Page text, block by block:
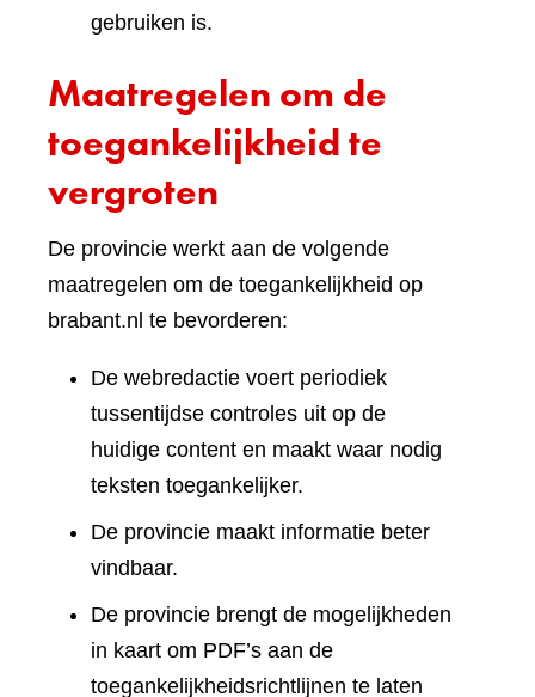
gebruiken is.
Maatregelen om de
toegankelijkheid te
vergroten
De provincie werkt aan de volgende
maatregelen om de toegankelijkheid op
brabant.nl te bevorderen:
De webredactie voert periodiek
tussentijdse controles uit op de
huidige content en maakt waar nodig
teksten toegankelijker.
De provincie maakt informatie beter
vindbaar.
De provincie brengt de mogelijkheden
in kaart om PDF’s aan de
toegankelijkheidsrichtlijnen te laten